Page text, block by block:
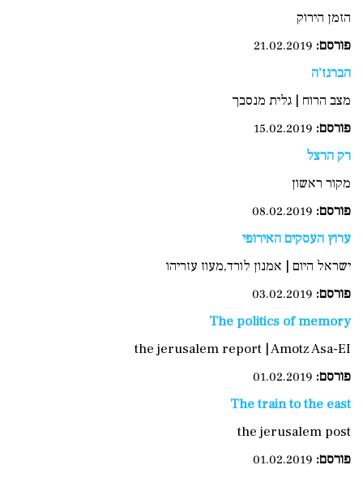
הזמן הירוק
פורסם:
הברנז'ה
מצב הרוח | גלית מנסבך
פורסם:
רק הרצל
מקור ראשון
פורסם:
ערוץ העסקים האירופי
ישראל היום | אמנון לורד,מעוז עזריהו
פורסם:
The politics of memory
the jerusalem report | Amotz Asa-EI
פורסם: 01.02.2019
The train to the east
the jerusalem post
פורסם: 01.02.2019